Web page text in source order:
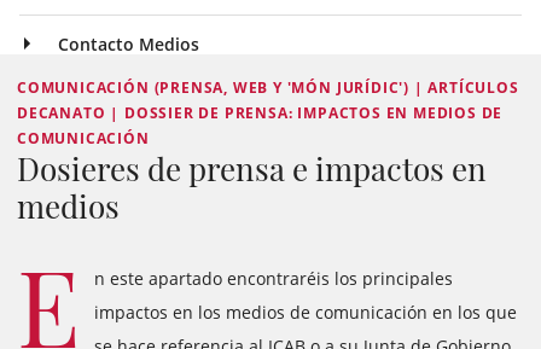
Contacto Medios
COMUNICACIÓN (PRENSA, WEB Y 'MÓN JURÍDIC') | ARTÍCULOS
DECANATO | DOSSIER DE PRENSA: IMPACTOS EN MEDIOS DE
COMUNICACIÓN
Dosieres de prensa e impactos en
medios
E
n este apartado encontraréis los principales
impactos en los medios de comunicación en los que